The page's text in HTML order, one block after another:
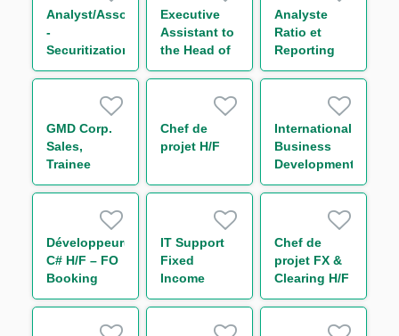
Analyst/Associate
-
Securitization
Executive
Assistant to
the Head of
CMF
Analyste
Ratio et
Reporting
Prudentiel -
(CRR3/Bâle
IV) H/F
GMD Corp.
Sales,
Trainee
Chef de
projet H/F
International
Business
Development
Analyst
Développeur(euse)
C# H/F – FO
Booking
Risk - Non
IT Support
Fixed
Income
Bonds
Chef de
projet FX &
Clearing H/F